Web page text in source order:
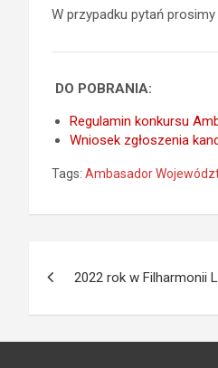
W przypadku pytań
DO POBRANIA:
Regulamin konkursu
Wniosek zgłoszenia
Tags: Ambasador
w
2022 rok w Filharmonii